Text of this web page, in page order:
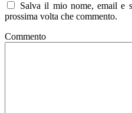
Salva il mio nome, email e
prossima volta che commento.